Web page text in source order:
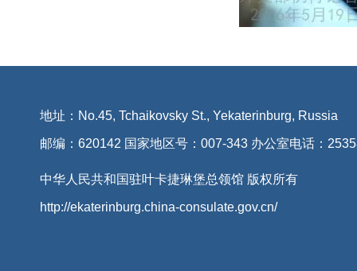
地址：No.45, Tchaikovsky St., Yekaterinburg, Russia
邮编：620142 国家地区号：007-343 办公室电话：
中华人民共和国驻叶卡捷琳堡总领馆 版权所有
http://ekaterinburg.china-consulate.gov.cn/